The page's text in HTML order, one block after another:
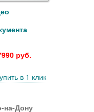
руб.
в 1 клик
на-Дону